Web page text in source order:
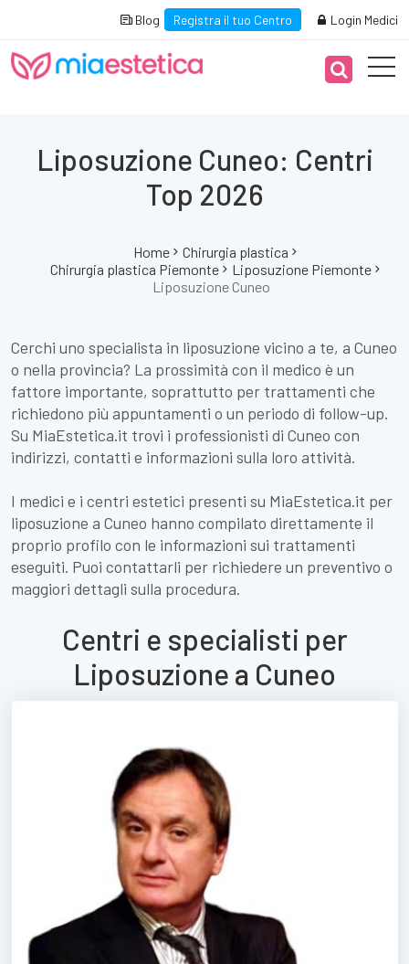
Blog Registra il tuo Centro Login Medici
Liposuzione Cuneo: Centri
Top 2026
Home
Chirurgia plastica
Chirurgia plastica Piemonte
Liposuzione Piemonte
Liposuzione Cuneo
Cerchi uno specialista in liposuzione vicino a te, a Cuneo
o nella provincia? La prossimità con il medico è un
fattore importante, soprattutto per trattamenti che
richiedono più appuntamenti o un periodo di follow-up.
Su MiaEstetica.it trovi i professionisti di Cuneo con
indirizzi, contatti e informazioni sulla loro attività.
I medici e i centri estetici presenti su MiaEstetica.it per
liposuzione a Cuneo hanno compilato direttamente il
proprio profilo con le informazioni sui trattamenti
eseguiti. Puoi contattarli per richiedere un preventivo o
maggiori dettagli sulla procedura.
Centri e specialisti per
Liposuzione a Cuneo